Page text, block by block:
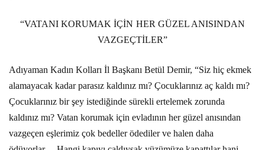
“VATANI KORUMAK İÇİN HER GÜZEL ANISINDAN
VAZGEÇTİLER”
Adıyaman Kadın Kolları İl Başkanı Betül Demir, “Siz hiç ekmek
alamayacak kadar parasız kaldınız mı? Çocuklarınız aç kaldı mı?
Çocuklarınız bir şey istediğinde sürekli ertelemek zorunda
kaldınız mı? Vatan korumak için evladının her güzel anısından
vazgeçen eşlerimiz çok bedeller ödediler ve halen daha